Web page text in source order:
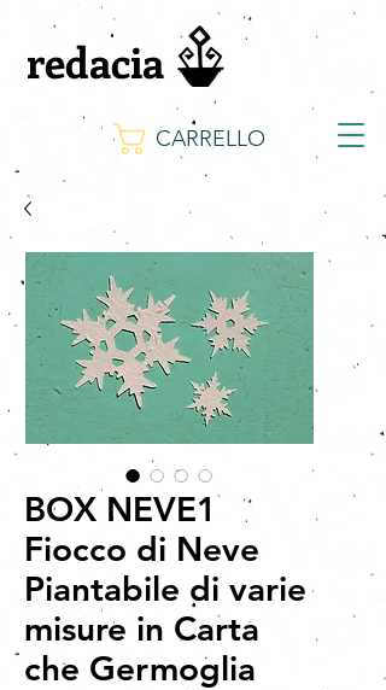
CARRELLO
redacia
BOX NEVE1
Fiocco di Neve
Piantabile di varie
misure in Carta
che Germoglia